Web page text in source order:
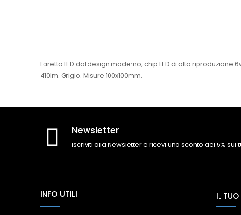
Faretto LED dal design moderno, chip LED di alta riproduzione
410lm. Grigio. Misure 100x100mm.
Newsletter
Iscriviti alla Newsletter e ricevi uno sconto del 5% sul
INFO UTILI IL